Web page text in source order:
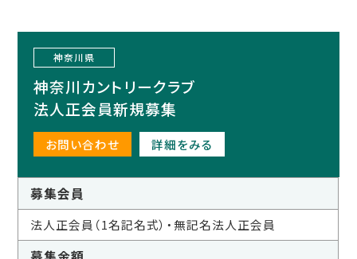
神奈川県
神奈川カントリークラブ
法人正会員新規募集
お問い合わせ 詳細をみる
募集会員
法人正会員（1名記名式）・無記名法人正会員